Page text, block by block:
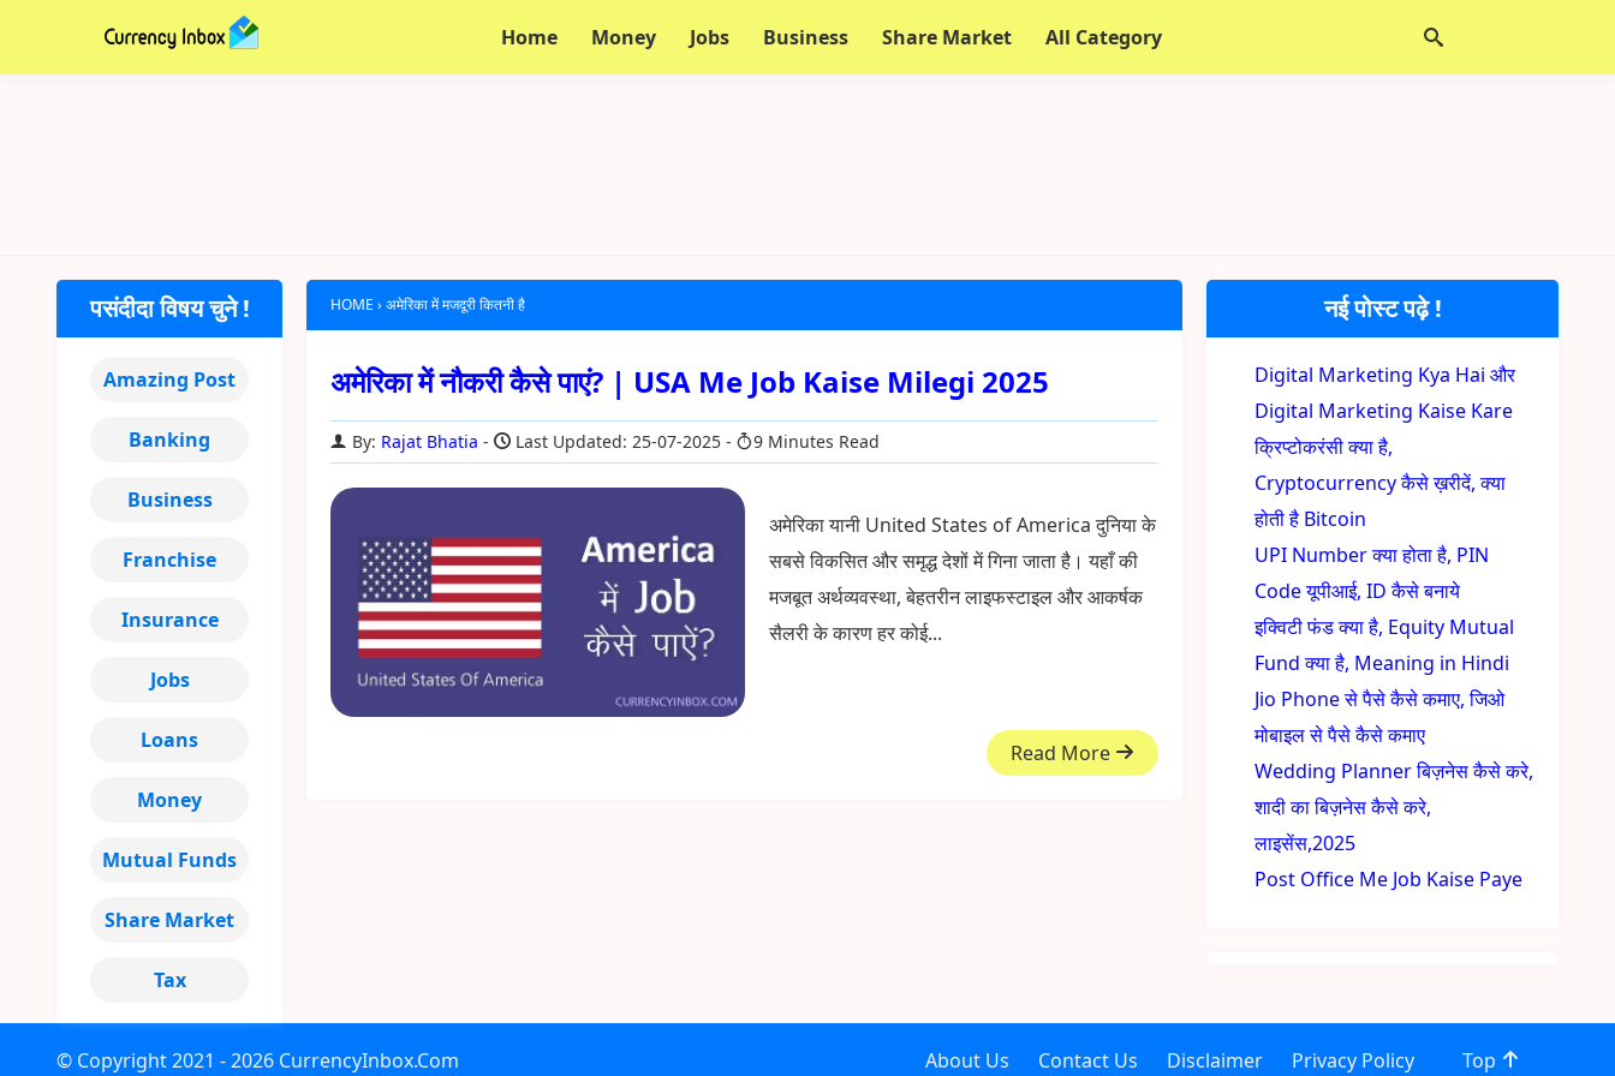
Home Money Jobs Business Share Market All Category
HOME ›अमेरिका में मजदूरी कितनी है
अमेरिका में नौकरी कैसे पाएं? | USA Me Job Kaise Milegi 2025
By: Rajat Bhatia Last Updated: 25-07-2025 9 Minutes Read
अमेरिका यानी United States of America दुनिया के
सबसे विकसित और समृद्ध देशों में गिना जाता है। यहाँ की
मजबूत अर्थव्यवस्था, बेहतरीन लाइफस्टाइल और आकर्षक
सैलरी के कारण हर कोई...
Read More
नई पोस्ट पढ़े !
Digital Marketing Kya Hai और
Digital Marketing Kaise Kare
क्रिप्टोकरंसी क्या है,
Cryptocurrency कैसे ख़रीदें, क्या
होती है Bitcoin
UPI Number क्या होता है, PIN
Code यूपीआई, ID कैसे बनाये
इक्विटी फंड क्या है, Equity Mutual
Fund क्या है, Meaning in Hindi
Jio Phone से पैसे कैसे कमाए, जिओ
मोबाइल से पैसे कैसे कमाए
Wedding Planner बिज़नेस कैसे करे,
शादी का बिज़नेस कैसे करे,
लाइसेंस,2025
Post Office Me Job Kaise Paye
पसंदीदा विषय चुने !
Amazing Post
Banking
Business
Franchise
Insurance
Jobs
Loans
Money
Mutual Funds
Share Market
Tax
© Copyright2021 - 2026 CurrencyInbox.Com About Us Contact Us Disclaimer Privacy Policy Top